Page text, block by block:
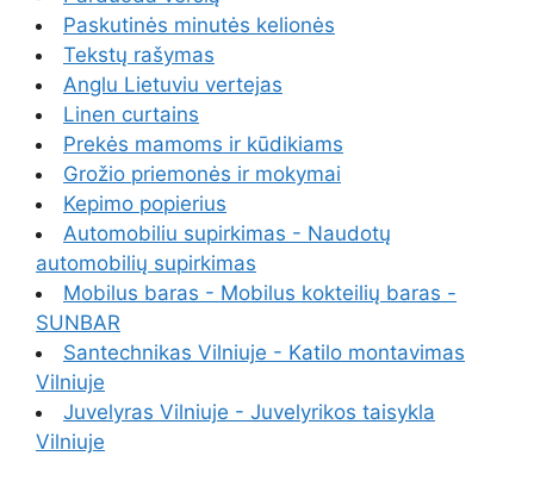
Paskutinės minutės kelionės
Tekstų rašymas
Anglu Lietuviu vertejas
Linen curtains
Prekės mamoms ir kūdikiams
Grožio priemonės ir mokymai
Kepimo popierius
Automobiliu supirkimas - Naudotų
automobilių supirkimas
Mobilus baras - Mobilus kokteilių baras -
SUNBAR
Santechnikas Vilniuje - Katilo montavimas
Vilniuje
Juvelyras Vilniuje - Juvelyrikos taisykla
Vilniuje